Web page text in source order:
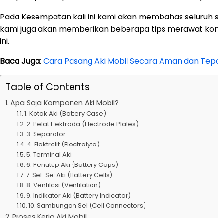
Pada Kesempatan kali ini kami akan membahas
kami juga akan memberikan beberapa tips merawat
ini.
Baca Juga: Cara Pasang Aki Mobil Secara Aman dan
Table of Contents
Apa Saja Komponen Aki Mobil?
1. Kotak Aki (Battery Case)
2. Pelat Elektroda (Electrode Plates)
3. Separator
4. Elektrolit (Electrolyte)
5. Terminal Aki
6. Penutup Aki (Battery Caps)
7. Sel-Sel Aki (Battery Cells)
8. Ventilasi (Ventilation)
9. Indikator Aki (Battery Indicator)
10. Sambungan Sel (Cell Connectors)